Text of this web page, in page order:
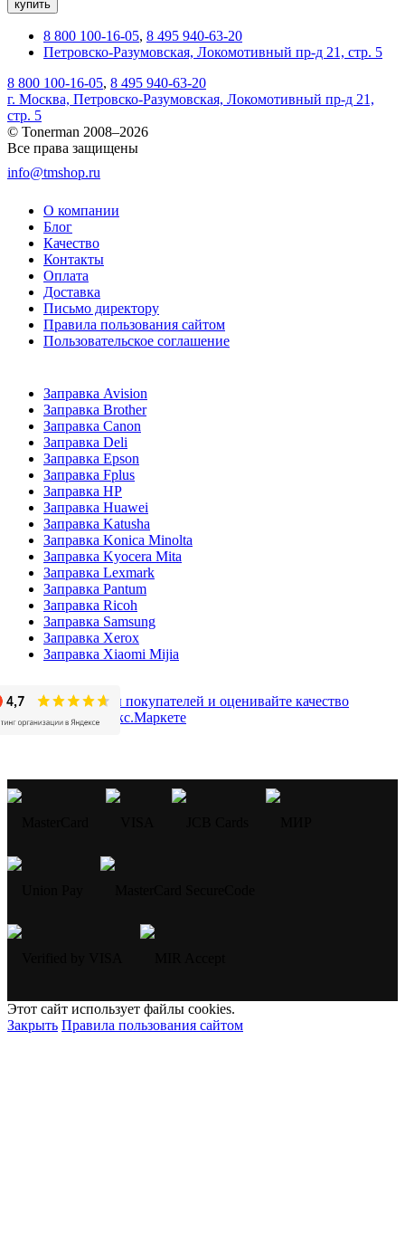
купить
8 800 100-16-05, 8 495 940-63-20
Петровско-Разумовская, Локомотивный пр-д 21, стр. 5
8 800 100-16-05, 8 495 940-63-20
г. Москва, Петровско-Разумовская, Локомотивный пр-д 21,
стр. 5
© Tonerman 2008–2026
Все права защищены
info@tmshop.ru
О компании
Блог
Качество
Контакты
Оплата
Доставка
Письмо директору
Правила пользования сайтом
Пользовательское соглашение
Заправка Avision
Заправка Brother
Заправка Canon
Заправка Deli
Заправка Epson
Заправка Fplus
Заправка HP
Заправка Huawei
Заправка Katusha
Заправка Konica Minolta
Заправка Kyocera Mita
Заправка Lexmark
Заправка Pantum
Заправка Ricoh
Заправка Samsung
Заправка Xerox
Заправка Xiaomi Mijia
Этот сайт использует файлы cookies.
Закрыть Правила пользования сайтом